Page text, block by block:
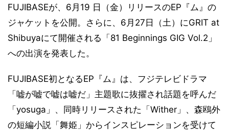
FUJIBASEが、6月19 日（金）リリースのEP『ム』の
ジャケットを公開。さらに、6月27日（土）にGRIT at
Shibuyaにて開催される「81 Beginnings GIG Vol.2」
への出演を発表した。
FUJIBASE初となるEP『ム』は、フジテレビドラマ
「嘘が嘘で嘘は嘘だ」主題歌に抜擢され話題を呼んだ
「yosuga」、同時リリースされた「Wither」、森鴎外
の短編小説「舞姫」からインスピレーションを受けて